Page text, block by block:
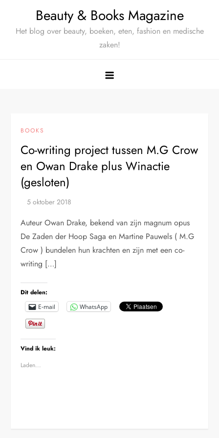
Beauty & Books Magazine
Het blog over beauty, boeken, eten, fashion en medische
zaken!
BOOKS
Co-writing project tussen M.G Crow
en Owan Drake plus Winactie
(gesloten)
Auteur Owan Drake, bekend van zijn magnum opus
De Zaden der Hoop Saga en Martine Pauwels ( M.G
Crow ) bundelen hun krachten en zijn met een co-
writing […]
Dit delen:
E-mail WhatsApp
Vind ik leuk:
Laden...